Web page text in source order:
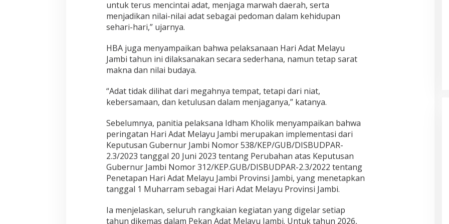
untuk terus mencintai adat, menjaga marwah daerah, serta
menjadikan nilai-nilai adat sebagai pedoman dalam kehidupan
sehari-hari,” ujarnya.
HBA juga menyampaikan bahwa pelaksanaan Hari Adat Melayu
Jambi tahun ini dilaksanakan secara sederhana, namun tetap sarat
makna dan nilai budaya.
“Adat tidak dilihat dari megahnya tempat, tetapi dari niat,
kebersamaan, dan ketulusan dalam menjaganya,” katanya.
Sebelumnya, panitia pelaksana Idham Kholik menyampaikan bahwa
peringatan Hari Adat Melayu Jambi merupakan implementasi dari
Keputusan Gubernur Jambi Nomor 538/KEP/GUB/DISBUDPAR-
2.3/2023 tanggal 20 Juni 2023 tentang Perubahan atas Keputusan
Gubernur Jambi Nomor 312/KEP.GUB/DISBUDPAR-2.3/2022 tentang
Penetapan Hari Adat Melayu Jambi Provinsi Jambi, yang menetapkan
tanggal 1 Muharram sebagai Hari Adat Melayu Provinsi Jambi.
Ia menjelaskan, seluruh rangkaian kegiatan yang digelar setiap
tahun dikemas dalam Pekan Adat Melayu Jambi. Untuk tahun 2026,